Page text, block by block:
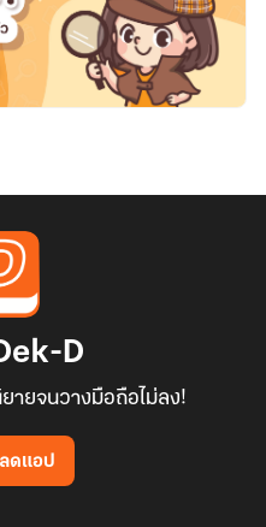
D
ายจนวางมือถือไม่ลง!
ดแอป